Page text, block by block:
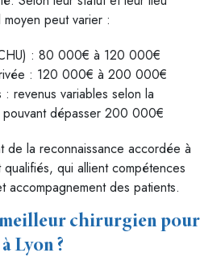
moyen peut varier :
: 80 000€ à 120 000€
: 120 000€ à 200 000€
revenus variables selon la
dépasser 200 000€
de la reconnaissance accordée à
qui allient compétences
accompagnement des patients.
chirurgien pour
Lyon ?